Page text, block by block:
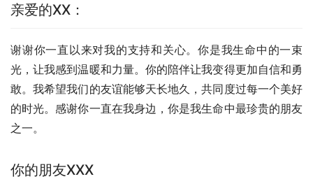
亲爱的XX：
谢谢你一直以来对我的支持和关心。你是我生命中的一束
光，让我感到温暖和力量。你的陪伴让我变得更加自信和勇
敢。我希望我们的友谊能够天长地久，共同度过每一个美好
的时光。感谢你一直在我身边，你是我生命中最珍贵的朋友
之一。
你的朋友XXX